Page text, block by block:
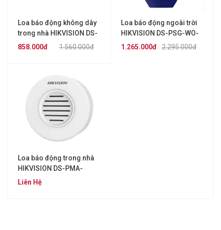
Loa báo động không dây
trong nhà HIKVISION DS-
PSG-WI-433
1.560.000đ
858.000đ
Loa báo động ngoài trời
HIKVISION DS-PSG-WO-
433
2.295.000đ
1.265.000đ
Loa báo động trong nhà
HIKVISION DS-PMA-
WBELL
Liên Hệ